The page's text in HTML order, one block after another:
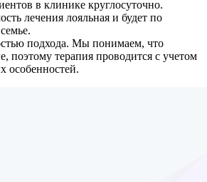
в клинике круглосуточно.
лечения лояльная и будет по
подхода. Мы понимаем, что
поэтому терапия проводится с учетом
особенностей.